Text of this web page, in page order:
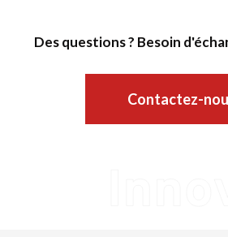
Des questions ? Besoin
Contactez-